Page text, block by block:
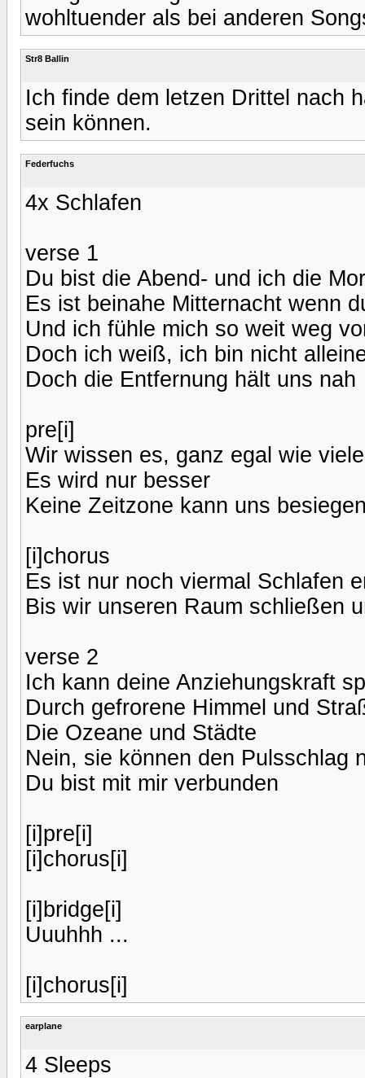
wohltuender als bei anderen
Str8 Ballin
Ich finde dem letzen Drittel nach
sein können.
Federfuchs
4x Schlafen
verse 1
Du bist die Abend- und ich die
Es ist beinahe Mitternacht wenn
Und ich fühle mich so weit weg
Doch ich weiß, ich bin nicht
Doch die Entfernung hält uns nah
pre[i]
Wir wissen es, ganz egal wie
Es wird nur besser
Keine Zeitzone kann uns
[i]chorus
Es ist nur noch viermal Schlafen
Bis wir unseren Raum schließen
verse 2
Ich kann deine Anziehungskraft
Durch gefrorene Himmel und
Die Ozeane und Städte
Nein, sie können den Pulsschlag
Du bist mit mir verbunden
[i]pre[i]
[i]chorus[i]
[i]bridge[i]
Uuuhhh ...
[i]chorus[i]
earplane
4 Sleeps